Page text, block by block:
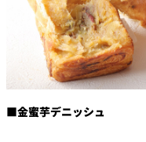
■金蜜芋デニッシュ